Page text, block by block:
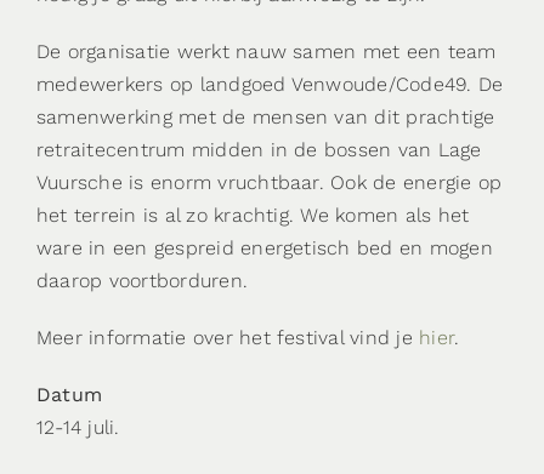
De organisatie werkt nauw samen met een team
medewerkers op landgoed Venwoude/Code49. De
samenwerking met de mensen van dit prachtige
retraitecentrum midden in de bossen van Lage
Vuursche is enorm vruchtbaar. Ook de energie op
het terrein is al zo krachtig. We komen als het
ware in een gespreid energetisch bed en mogen
daarop voortborduren.
Meer informatie over het festival vind je hier.
Datum
12-14 juli.